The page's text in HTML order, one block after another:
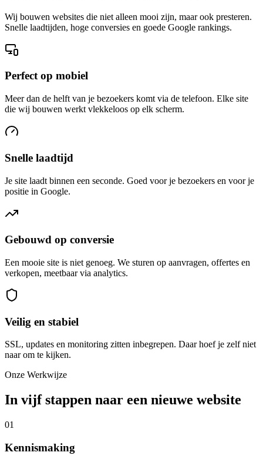
Wij bouwen websites die niet alleen mooi zijn, maar ook presteren.
Snelle laadtijden, hoge conversies en goede Google rankings.
Perfect op mobiel
Meer dan de helft van je bezoekers komt via de telefoon. Elke site
die wij bouwen werkt vlekkeloos op elk scherm.
Snelle laadtijd
Je site laadt binnen een seconde. Goed voor je bezoekers en voor je
positie in Google.
Gebouwd op conversie
Een mooie site is niet genoeg. We sturen op aanvragen, offertes en
verkopen, meetbaar via analytics.
Veilig en stabiel
SSL, updates en monitoring zitten inbegrepen. Daar hoef je zelf niet
naar om te kijken.
Onze Werkwijze
In vijf stappen naar een nieuwe website
01
Kennismaking